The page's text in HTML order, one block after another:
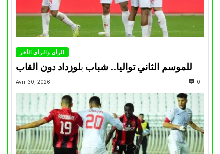
الرأي والرأي الأخر
للموسم الثاني تواليا.. شباب بلوزداد دون ألقاب
Avril 30, 2026 0